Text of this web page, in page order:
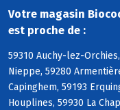
Votre magasin
est proche de :
59310 Auchy-lez-
Nieppe, 59280
Capinghem, 59193
Houplines, 59930 La